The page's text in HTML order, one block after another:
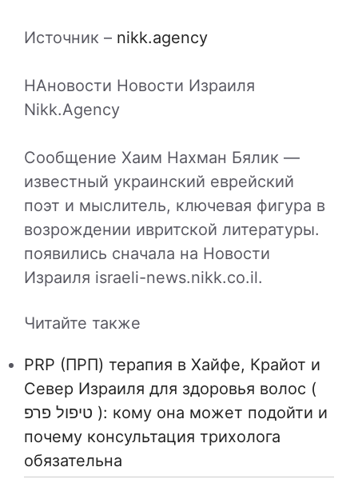
Источник – nikk.agency
НАновости Новости Израиля
Nikk.Agency
Сообщение Хаим Нахман Бялик —
известный украинский еврейский
поэт и мыслитель, ключевая фигура в
возрождении ивритской литературы.
появились сначала на Новости
Израиля israeli-news.nikk.co.il.
Читайте также
PRP (ПРП) терапия в Хайфе, Крайот и
Север Израиля для здоровья волос (
טיפול פרפ ): кому она может подойти и
почему консультация трихолога
обязательна